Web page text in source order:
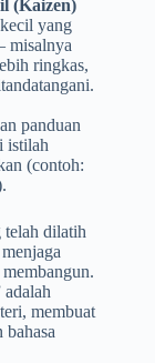
(Kaizen)
yang
misalnya
ringkas,
panduan
istilah
(contoh:
telah dilatih
membuat